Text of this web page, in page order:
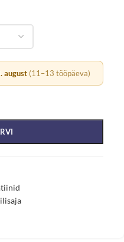
august (11–13 tööpäeva)